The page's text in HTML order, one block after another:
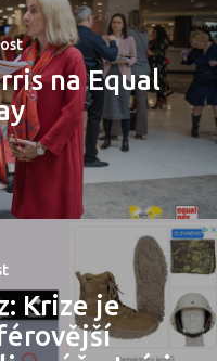
na Equal
Krize je
PRO MÉDIA
Domů
Program 26.3.